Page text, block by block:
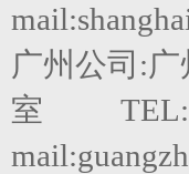
广州公司:
室